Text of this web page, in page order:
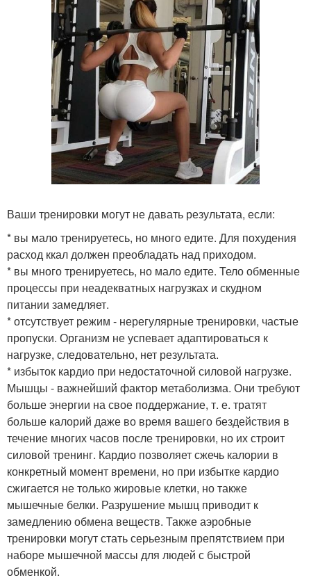
Ваши тренировки могут не давать результата, если:
* вы мало тренируетесь, но много едите. Для похудения
расход ккал должен преобладать над приходом.
* вы много тренируетесь, но мало едите. Тело обменные
процессы при неадекватных нагрузках и скудном
питании замедляет.
* отсутствует режим - нерегулярные тренировки, частые
пропуски. Организм не успевает адаптироваться к
нагрузке, следовательно, нет результата.
* избыток кардио при недостаточной силовой нагрузке.
Мышцы - важнейший фактор метаболизма. Они требуют
больше энергии на свое поддержание, т. е. тратят
больше калорий даже во время вашего бездействия в
течение многих часов после тренировки, но их строит
силовой тренинг. Кардио позволяет сжечь калории в
конкретный момент времени, но при избытке кардио
сжигается не только жировые клетки, но также
мышечные белки. Разрушение мышц приводит к
замедлению обмена веществ. Также аэробные
тренировки могут стать серьезным препятствием при
наборе мышечной массы для людей с быстрой
обменкой.